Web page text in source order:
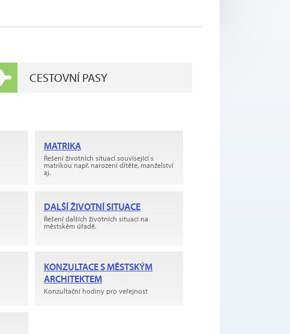
CESTOVNÍ PASY
MATRIKA
Řešení životních situací souvísející s
matrikou např. narození dítěte, manželství
aj.
DALŠÍ ŽIVOTNÍ SITUACE
Řešení dalších životních situací na
městském úřadě.
KONZULTACE S MĚSTSKÝM
ARCHITEKTEM
Konzultační hodiny pro veřejnost